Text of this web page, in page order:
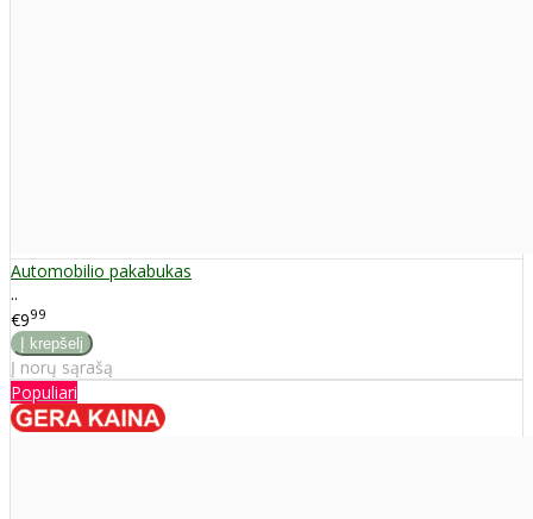
Automobilio pakabukas
..
€999
Į norų sąrašą
Populiari